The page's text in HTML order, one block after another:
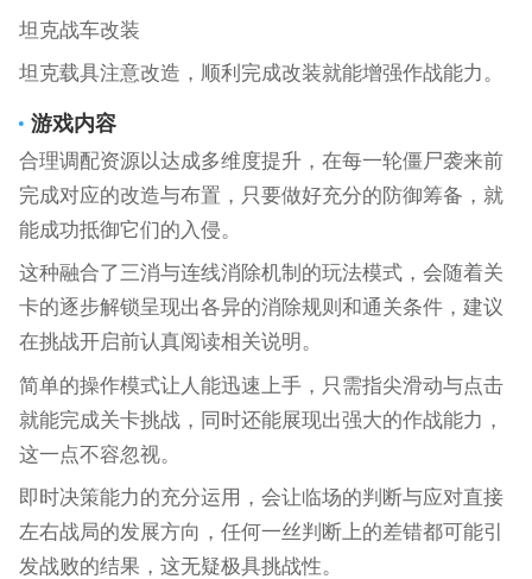
坦克战车改装
坦克载具注意改造，顺利完成改装就能增强作战能力。
游戏内容
合理调配资源以达成多维度提升，在每一轮僵尸袭来前
完成对应的改造与布置，只要做好充分的防御筹备，就
能成功抵御它们的入侵。
这种融合了三消与连线消除机制的玩法模式，会随着关
卡的逐步解锁呈现出各异的消除规则和通关条件，建议
在挑战开启前认真阅读相关说明。
简单的操作模式让人能迅速上手，只需指尖滑动与点击
就能完成关卡挑战，同时还能展现出强大的作战能力，
这一点不容忽视。
即时决策能力的充分运用，会让临场的判断与应对直接
左右战局的发展方向，任何一丝判断上的差错都可能引
发战败的结果，这无疑极具挑战性。